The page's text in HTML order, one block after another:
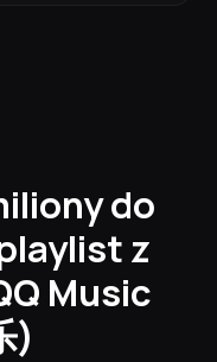
do
z
Music
)